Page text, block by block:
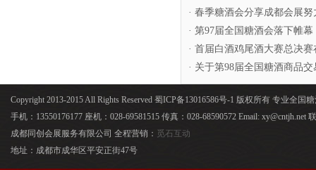
· 春季糖酒会分享成都会展
· 第97届全国糖酒会落下帷
· 首届白酒鸡尾酒大赛总决
· 关于第98届全国糖酒商品
Copyright 2013-2015 All Rights Reserved 蜀ICP备13016586号-1 版权所有 专业全国
手机：13550176177 座机：028-69581515 传真：028-68590572 Email: xy@cntjh.net
成都同创会展服务有限公司 全程营销： 觅石互动
地址：成都市成华区平安正街47号